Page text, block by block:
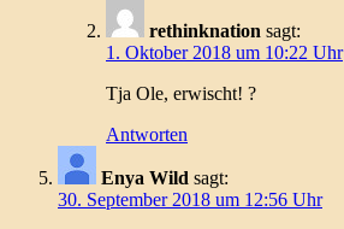
rethinknation sagt:
1. Oktober 2018 um 10:22 Uhr
Tja Ole, erwischt! ?
Antworten
Enya Wild sagt:
30. September 2018 um 12:56 Uhr